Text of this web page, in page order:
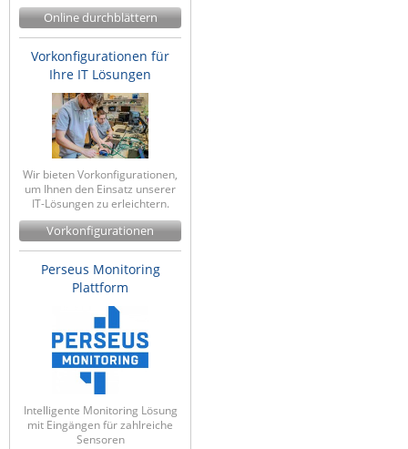
Online durchblättern
Vorkonfigurationen für
Ihre IT Lösungen
Wir bieten Vorkonfigurationen,
um Ihnen den Einsatz unserer
IT-Lösungen zu erleichtern.
Vorkonfigurationen
Perseus Monitoring
Plattform
Intelligente Monitoring Lösung
mit Eingängen für zahlreiche
Sensoren